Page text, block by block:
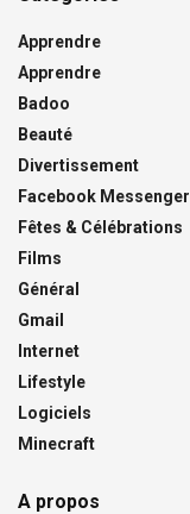
Apprendre
Apprendre
Badoo
Beauté
Divertissement
Facebook Messenger
Fêtes & Célébrations
Films
Général
Gmail
Internet
Lifestyle
Logiciels
Minecraft
A propos